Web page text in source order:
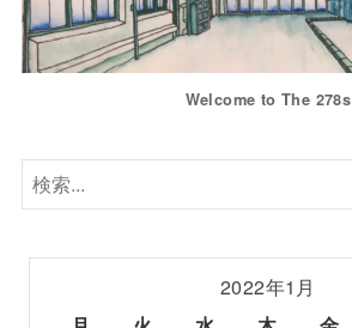
Welcome to The 278s
2022年1月